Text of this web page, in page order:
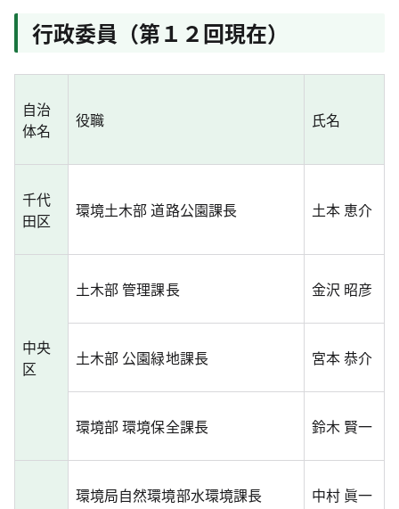
行政委員（第１２回現在）
自治
体名
役職 氏名
千代
田区
環境土木部 道路公園課長 土本 恵介
中央
区
土木部 管理課長 金沢 昭彦
土木部 公園緑地課長 宮本 恭介
環境部 環境保全課長 鈴木 賢一
環境局自然環境部水環境課長 中村 眞一